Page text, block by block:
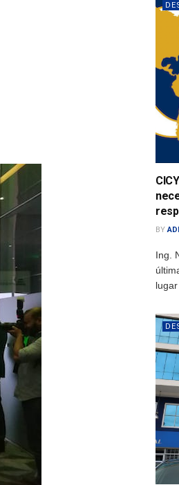
BY
Ing.